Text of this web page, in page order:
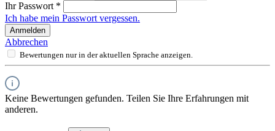
Ihr Passwort *
Ich habe mein Passwort vergessen.
Anmelden
Abbrechen
Bewertungen nur in der aktuellen Sprache anzeigen.
Keine Bewertungen gefunden. Teilen Sie Ihre Erfahrungen mit
anderen.